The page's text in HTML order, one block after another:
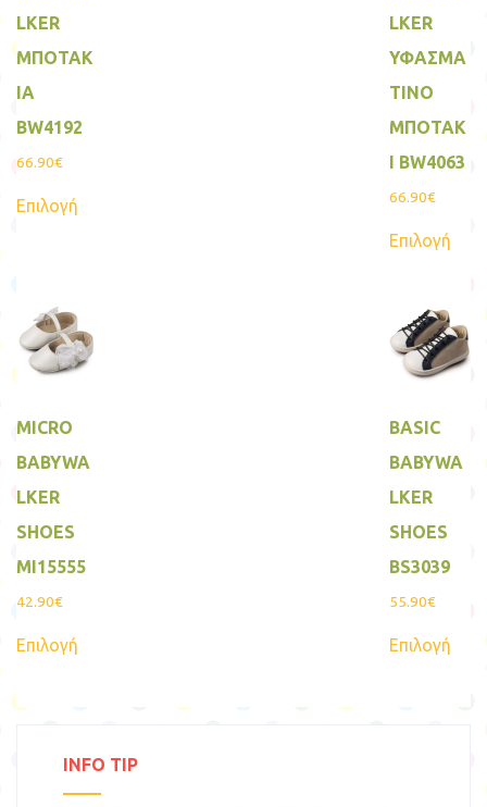
LKER
ΜΠΟΤΑΚ
ΙΑ
BW4192
66.90€
Επιλογή
μπορούν
να
προϊόντος
LKER
ΥΦΑΣΜΑ
ΤΙΝΟ
ΜΠΟΤΑΚ
Ι BW4063
66.90€
Επιλογήτο
Οι
MICRO
BABYWA
LKER
SHOES
MI15555
42.90€
Επιλογή
επιλογές
BASIC
BABYWA
LKER
SHOES
BS3039
55.90€
Επιλογήτο
INFO TIP